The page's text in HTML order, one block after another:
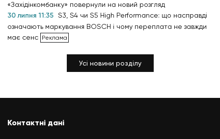
«Західінкомбанку» повернули на новий розгляд
30 липня 11:35 S3, S4 чи S5 High Performance: що насправді
означають маркування BOSCH і чому переплата не завжди
має сенс
Усі новини розділу
Контактні дані